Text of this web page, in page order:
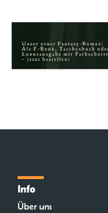
Info
Über uns